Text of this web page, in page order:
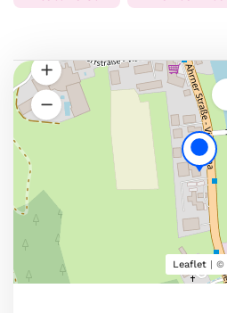
Leaflet | ©